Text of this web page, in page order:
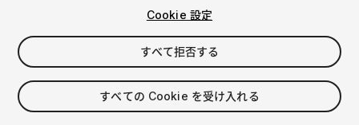
$49.99
消費税は決済時に計算されます
Cookie 設定
すべて拒否する
すべての Cookie を受け入れる